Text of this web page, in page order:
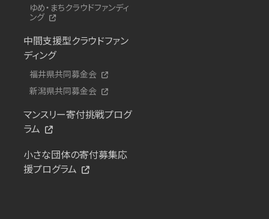
ゆめ・まちクラウドファンディ
ング
中間支援型クラウドファン
ディング
福井県共同募金会
新潟県共同募金会
マンスリー寄付挑戦プログ
ラム
小さな団体の寄付募集応
援プログラム